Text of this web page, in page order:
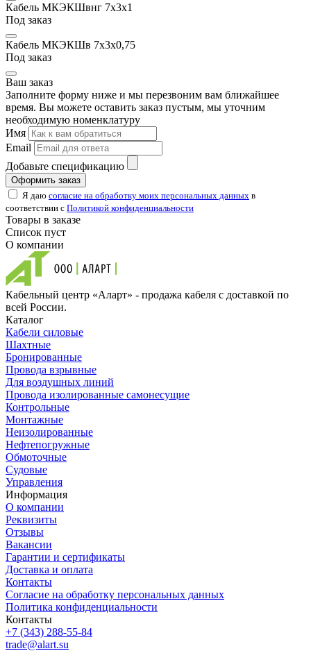
Кабель МКЭКШвнг 7х3х1
Под заказ
Кабель МКЭКШв 7х3x0,75
Под заказ
Ваш заказ
Заполните форму ниже и мы перезвоним вам ближайшее
время. Вы можете оставить заказ пустым, мы уточним
необходимую номенклатуру
Имя
Email
Добавьте спецификацию
Оформить заказ
Я даю согласие на обработку моих персональных данных в
соответствии с Политикой конфиденциальности
Товары в заказе
Список пуст
О компании
Кабельный центр «Аларт» - продажа кабеля с доставкой по
всей России.
Каталог
Кабели силовые
Шахтные
Бронированные
Провода взрывные
Для воздушных линий
Провода изолированные самонесущие
Контрольные
Монтажные
Неизолированные
Нефтепогружные
Обмоточные
Судовые
Управления
Информация
О компании
Реквизиты
Отзывы
Вакансии
Гарантии и сертификаты
Доставка и оплата
Контакты
Согласие на обработку персональных данных
Политика конфиденциальности
Контакты
+7 (343) 288-55-84
trade@alart.su